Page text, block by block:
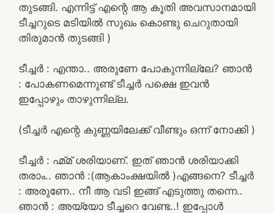
തുടങ്ങി. എന്നിട്ട് എന്റെ ആ കൂതി അവസാനമായി
ടീച്ചറുടെ മടിയിൽ സുഖം കൊണ്ടു ചെറുതായി
തിരുമാൻ തുടങ്ങി )
ടീച്ചർ : എന്താ.. അരുണേ പോകുന്നില്ലേ? ഞാൻ
: പോകണമെന്നുണ്ട് ടീച്ചർ പക്ഷെ ഇവൻ
ഇപ്പോഴും താഴുന്നില്ല.
(ടീച്ചർ എന്റെ കുണ്ണയിലേക്ക് വീണ്ടും ഒന്ന് നോക്കി )
ടീച്ചർ : ഹ്മ്മ് ശരിയാണ്. ഇത് ഞാൻ ശരിയാക്കി
തരാം.. ഞാൻ :(ആകാംക്ഷയിൽ )എങ്ങനെ? ടീച്ചർ
: അരുണേ.. നീ ആ വടി ഇങ്ങ് എടുത്തു തന്നെ..
ഞാൻ : അയ്യോ ടീച്ചറെ വേണ്ട..! ഇപ്പോൾ